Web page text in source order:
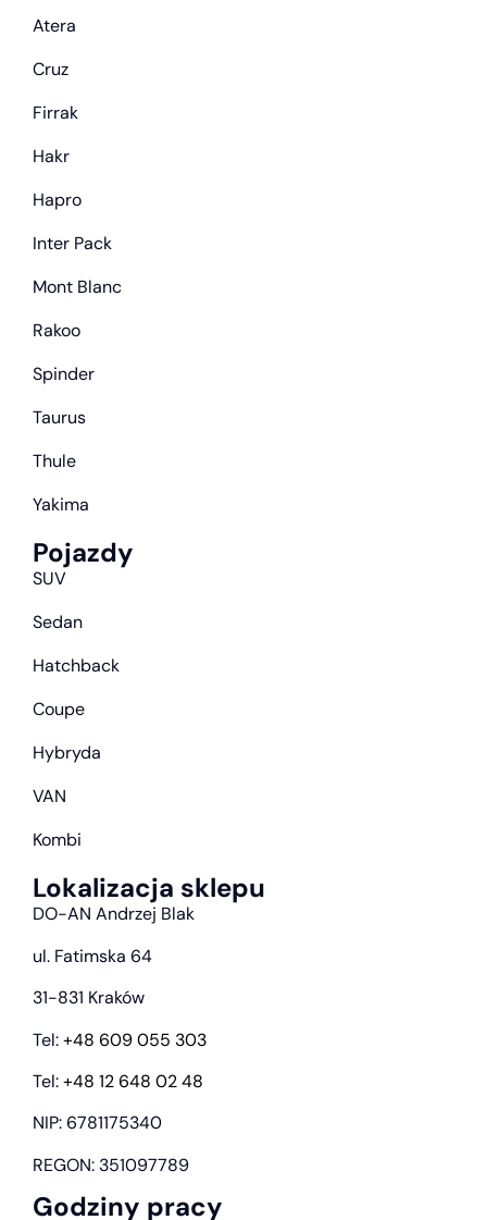
Atera
Cruz
Firrak
Hakr
Hapro
Inter Pack
Mont Blanc
Rakoo
Spinder
Taurus
Thule
Yakima
Pojazdy
SUV
Sedan
Hatchback
Coupe
Hybryda
VAN
Kombi
Lokalizacja sklepu
DO-AN Andrzej Blak
ul. Fatimska 64
31-831 Kraków
Tel:+48 609 055 303
Tel:+48 12 648 02 48
NIP: 6781175340
REGON: 351097789
Godziny pracy